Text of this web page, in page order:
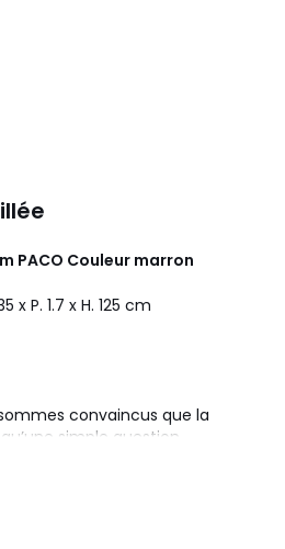
PACO Couleur marron
x P. 1.7 x H. 125 cm
convaincus que la
simple question
que c’est une façon de se